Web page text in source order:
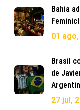
Bahia
01
Brasil
de
27 jul,